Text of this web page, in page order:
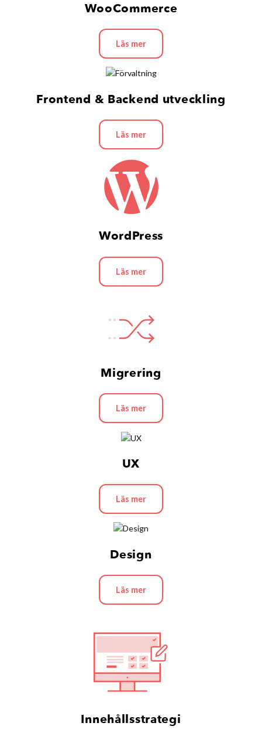
WooCommerce
Läs mer
Frontend & Backend utveckling
Läs mer
WordPress
Läs mer
Migrering
Läs mer
UX
Läs mer
Design
Läs mer
Innehållsstrategi